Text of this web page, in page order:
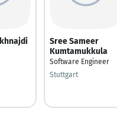
Sree Sameer
Kumtamukkula
Software Engineer
Stuttgart